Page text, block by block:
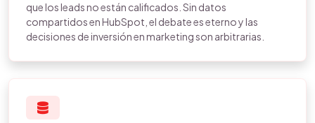
que los leads no están calificados. Sin datos
compartidos en HubSpot, el debate es eterno y las
decisiones de inversión en marketing son arbitrarias.